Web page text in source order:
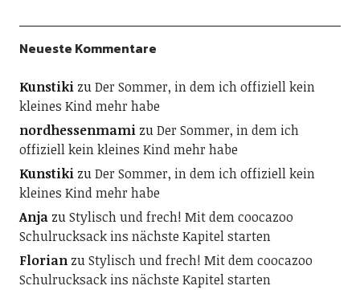
Neueste Kommentare
KunstikizuDer Sommer, in dem ich offiziell kein
kleines Kind mehr habe
nordhessenmamizuDer Sommer, in dem ich
offiziell kein kleines Kind mehr habe
KunstikizuDer Sommer, in dem ich offiziell kein
kleines Kind mehr habe
AnjazuStylisch und frech! Mit dem coocazoo
Schulrucksack ins nächste Kapitel starten
FlorianzuStylisch und frech! Mit dem coocazoo
Schulrucksack ins nächste Kapitel starten